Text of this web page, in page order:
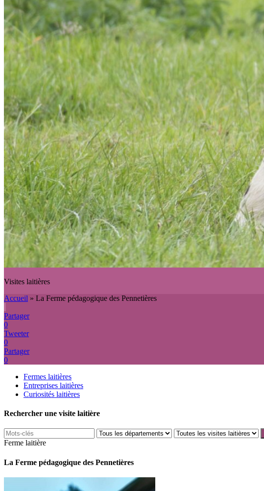
Visites laitières
Accueil » La Ferme pédagogique des Pennetières
Partager
0
Tweeter
0
Partager
0
Fermes laitières
Entreprises laitières
Curiosités laitières
Rechercher une visite laitière
Ferme laitière
La Ferme pédagogique des Pennetières